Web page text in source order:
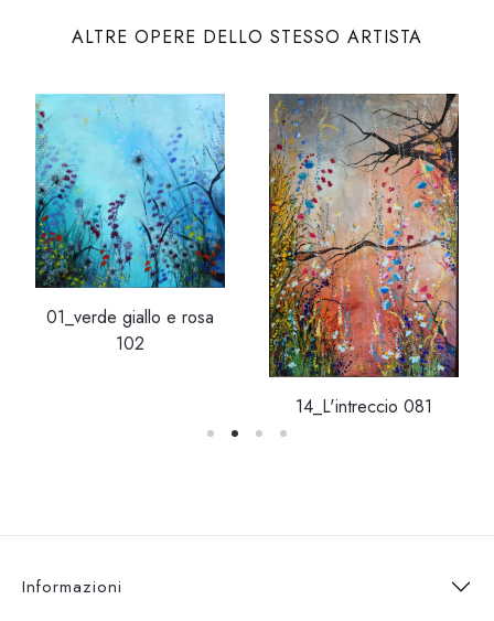
ALTRE OPERE DELLO STESSO ARTISTA
01_verde giallo e rosa
102
14_L'intreccio 081
Informazioni